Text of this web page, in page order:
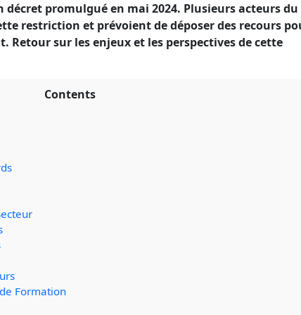
promulgué en mai 2024. Plusieurs acteurs du
restriction et prévoient de déposer des recours
Retour sur les enjeux et les perspectives de cette
Contents
Formation